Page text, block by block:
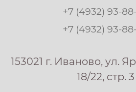
+7 (4932) 93-
+7 (4932) 93-
153021 г. Иваново, ул.
18/22, стр. 3